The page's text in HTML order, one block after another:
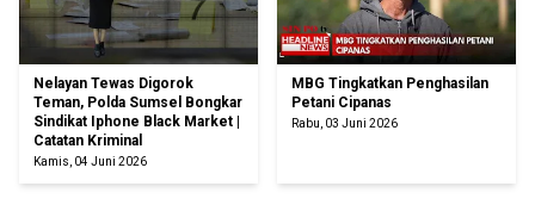
Nelayan Tewas Digorok
Teman, Polda Sumsel Bongkar
Sindikat Iphone Black Market |
Catatan Kriminal
Kamis, 04 Juni 2026
MBG Tingkatkan Penghasilan
Petani Cipanas
Rabu, 03 Juni 2026